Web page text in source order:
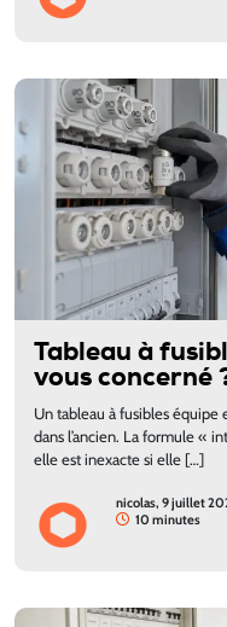
Tableau à
vous concerné
Un tableau à fusibles
dans l’ancien. La formule «
elle est inexacte si elle […]
nicolas, 9 juillet
10 minutes